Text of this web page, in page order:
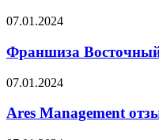
о
Франшиза
оборот,
отзывы
07.01.2024
Франшиза
Ares
отзывы,
07.01.2024
Ares Management